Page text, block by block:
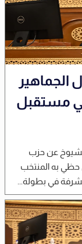
الجماهير
في مستقبل
عن حزب
حظي به المنتخب
في بطولة...